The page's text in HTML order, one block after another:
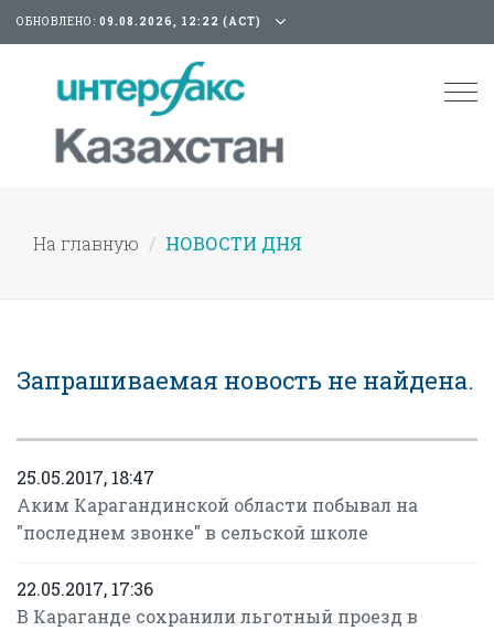
ОБНОВЛЕНО: 09.08.2026, 12:22 (АСТ)
На главную НОВОСТИ ДНЯ
Запрашиваемая новость не найдена.
25.05.2017, 18:47
Аким Карагандинской области побывал на
"последнем звонке" в сельской школе
22.05.2017, 17:36
В Караганде сохранили льготный проезд в